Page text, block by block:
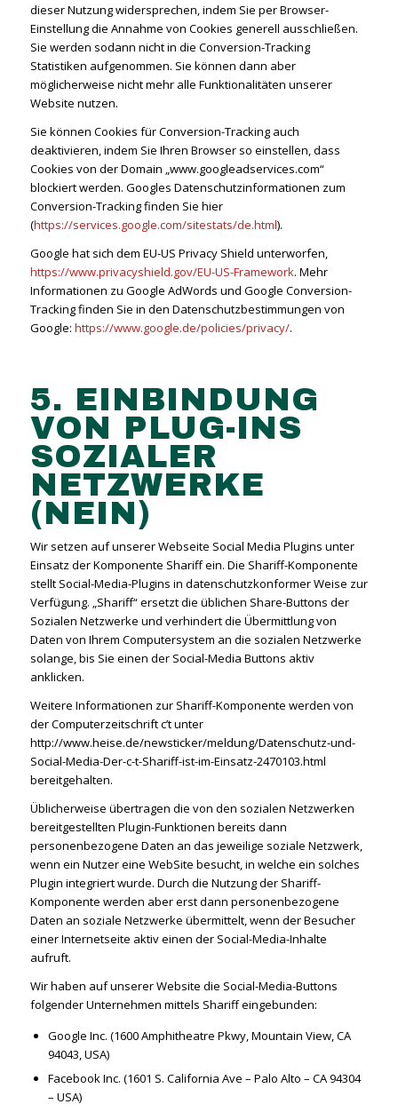
dieser Nutzung widersprechen, indem Sie per Browser-
Einstellung die Annahme von Cookies generell ausschließen.
Sie werden sodann nicht in die Conversion-Tracking
Statistiken aufgenommen. Sie können dann aber
möglicherweise nicht mehr alle Funktionalitäten unserer
Website nutzen.
Sie können Cookies für Conversion-Tracking auch
deaktivieren, indem Sie Ihren Browser so einstellen, dass
Cookies von der Domain „www.googleadservices.com“
blockiert werden. Googles Datenschutzinformationen zum
Conversion-Tracking finden Sie hier
(https://services.google.com/sitestats/de.html).
Google hat sich dem EU-US Privacy Shield unterworfen,
https://www.privacyshield.gov/EU-US-Framework. Mehr
Informationen zu Google AdWords und Google Conversion-
Tracking finden Sie in den Datenschutzbestimmungen von
Google: https://www.google.de/policies/privacy/.
5. EINBINDUNG
VON PLUG-INS
SOZIALER
NETZWERKE
(NEIN)
Wir setzen auf unserer Webseite Social Media Plugins unter
Einsatz der Komponente Shariff ein. Die Shariff-Komponente
stellt Social-Media-Plugins in datenschutzkonformer Weise zur
Verfügung. „Shariff“ ersetzt die üblichen Share-Buttons der
Sozialen Netzwerke und verhindert die Übermittlung von
Daten von Ihrem Computersystem an die sozialen Netzwerke
solange, bis Sie einen der Social-Media Buttons aktiv
anklicken.
Weitere Informationen zur Shariff-Komponente werden von
der Computerzeitschrift c’t unter
http://www.heise.de/newsticker/meldung/Datenschutz-und-
Social-Media-Der-c-t-Shariff-ist-im-Einsatz-2470103.html
bereitgehalten.
Üblicherweise übertragen die von den sozialen Netzwerken
bereitgestellten Plugin-Funktionen bereits dann
personenbezogene Daten an das jeweilige soziale Netzwerk,
wenn ein Nutzer eine WebSite besucht, in welche ein solches
Plugin integriert wurde. Durch die Nutzung der Shariff-
Komponente werden aber erst dann personenbezogene
Daten an soziale Netzwerke übermittelt, wenn der Besucher
einer Internetseite aktiv einen der Social-Media-Inhalte
aufruft.
Wir haben auf unserer Website die Social-Media-Buttons
folgender Unternehmen mittels Shariff eingebunden:
Google Inc. (1600 Amphitheatre Pkwy, Mountain View, CA
94043, USA)
Facebook Inc. (1601 S. California Ave – Palo Alto – CA 94304
– USA)